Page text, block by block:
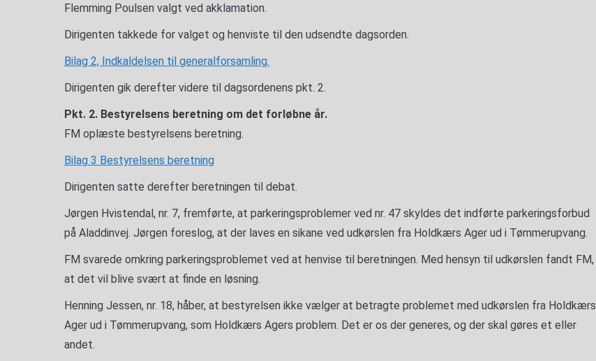
Flemming Poulsen valgt ved akklamation.
Dirigenten takkede for valget og henviste til den udsendte dagsorden.
Bilag 2, Indkaldelsen til generalforsamling.
Dirigenten gik derefter videre til dagsordenens pkt. 2.
Pkt. 2. Bestyrelsens beretning om det forløbne år.
FM oplæste bestyrelsens beretning.
Bilag 3 Bestyrelsens beretning
Dirigenten satte derefter beretningen til debat.
Jørgen Hvistendal, nr. 7, fremførte, at parkeringsproblemer ved nr. 47 skyldes det indførte parkeringsforbud
på Aladdinvej. Jørgen foreslog, at der laves en sikane ved udkørslen fra Holdkærs Ager ud i Tømmerupvang.
FM svarede omkring parkeringsproblemet ved at henvise til beretningen. Med hensyn til udkørslen fandt FM,
at det vil blive svært at finde en løsning.
Henning Jessen, nr. 18, håber, at bestyrelsen ikke vælger at betragte problemet med udkørslen fra Holdkærs
Ager ud i Tømmerupvang, som Holdkærs Agers problem. Det er os der generes, og der skal gøres et eller
andet.